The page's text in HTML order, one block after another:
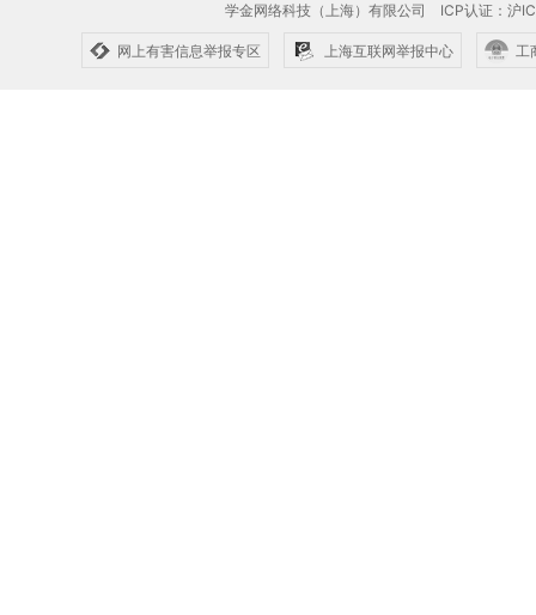
学金网络科技（上海）有限公司 ICP认证：沪
网上有害信息举报专区 上海互联网举报中心 工